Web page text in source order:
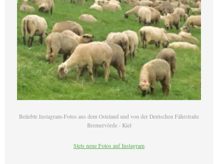
Beliebte Instagram-Fotos aus dem Osteland und von der Deutschen Fährstraße
Bremervörde - Kiel
Stets neue Fotos auf Instagram